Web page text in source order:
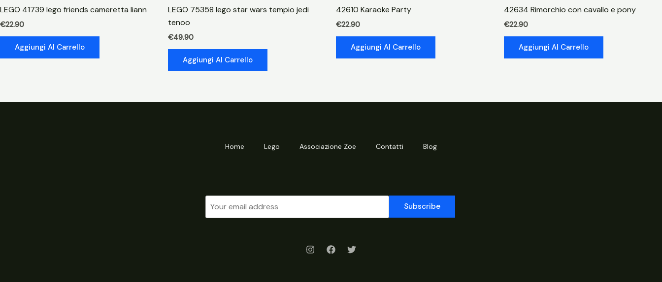
LEGO 41739 lego friends cameretta liann
€22.90
Aggiungi Al Carrello
LEGO 75358 lego star wars tempio jedi
tenoo
€49.90
Aggiungi Al Carrello
42610 Karaoke Party
€22.90
Aggiungi Al Carrello
42634 Rimorchio con cavallo e pony
€22.90
Aggiungi Al Carrello
Home Lego Associazione Zoe Contatti Blog
Subscribe